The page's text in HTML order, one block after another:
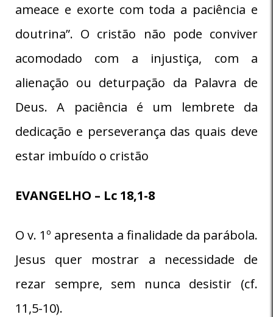
ameace e exorte com toda a paciência e
doutrina”. O cristão não pode conviver
acomodado com a injustiça, com a
alienação ou deturpação da Palavra de
Deus. A paciência é um lembrete da
dedicação e perseverança das quais deve
estar imbuído o cristão
EVANGELHO – Lc 18,1-8
O v. 1º apresenta a finalidade da parábola.
Jesus quer mostrar a necessidade de
rezar sempre, sem nunca desistir (cf.
11,5-10).